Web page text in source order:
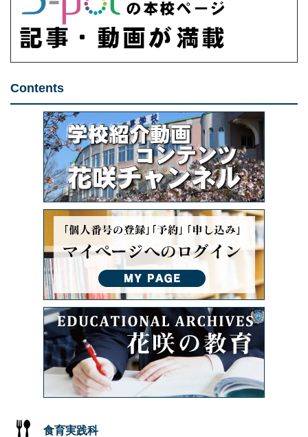
Contents
食育実践科